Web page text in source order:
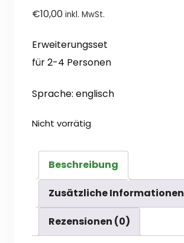
€10,00 inkl. MwSt.
Erweiterungsset
für 2-4 Personen
Sprache: englisch
Nicht vorrätig
Beschreibung
Zusätzliche Informationen
Rezensionen (0)